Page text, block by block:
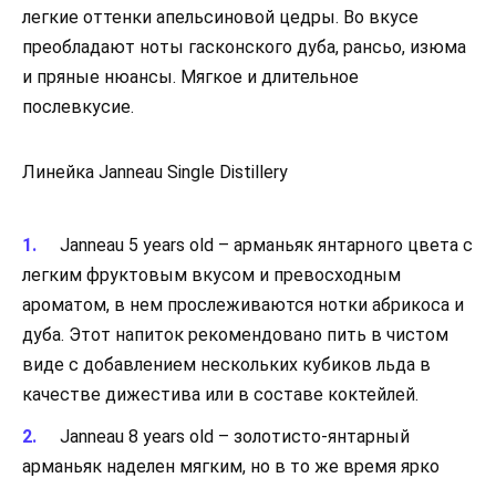
легкие оттенки апельсиновой цедры. Во вкусе
преобладают ноты гасконского дуба, рансьо, изюма
и пряные нюансы. Мягкое и длительное
послевкусие.
Линейка Janneau Single Distillery
Janneau 5 years old – арманьяк янтарного цвета с
легким фруктовым вкусом и превосходным
ароматом, в нем прослеживаются нотки абрикоса и
дуба. Этот напиток рекомендовано пить в чистом
виде с добавлением нескольких кубиков льда в
качестве дижестива или в составе коктейлей.
Janneau 8 years old – золотисто-янтарный
арманьяк наделен мягким, но в то же время ярко